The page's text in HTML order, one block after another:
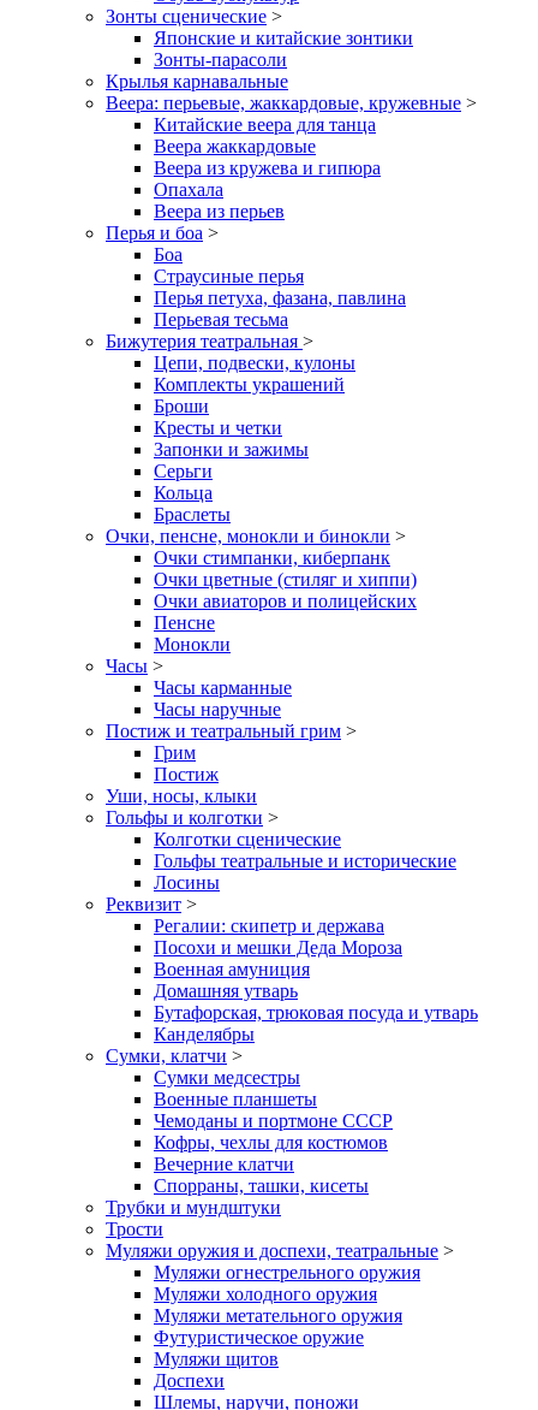
Зонты сценические >
Японские и китайские зонтики
Зонты-парасоли
Крылья карнавальные
Веера: перьевые, жаккардовые, кружевные >
Китайские веера для танца
Веера жаккардовые
Веера из кружева и гипюра
Опахала
Веера из перьев
Перья и боа >
Боа
Страусиные перья
Перья петуха, фазана, павлина
Перьевая тесьма
Бижутерия театральная >
Цепи, подвески, кулоны
Комплекты украшений
Броши
Кресты и четки
Запонки и зажимы
Серьги
Кольца
Браслеты
Очки, пенсне, монокли и бинокли >
Очки стимпанки, киберпанк
Очки цветные (стиляг и хиппи)
Очки авиаторов и полицейских
Пенсне
Монокли
Часы >
Часы карманные
Часы наручные
Постиж и театральный грим >
Грим
Постиж
Уши, носы, клыки
Гольфы и колготки >
Колготки сценические
Гольфы театральные и исторические
Лосины
Реквизит >
Регалии: скипетр и держава
Посохи и мешки Деда Мороза
Военная амуниция
Домашняя утварь
Бутафорская, трюковая посуда и утварь
Канделябры
Сумки, клатчи >
Сумки медсестры
Военные планшеты
Чемоданы и портмоне СССР
Кофры, чехлы для костюмов
Вечерние клатчи
Спорраны, ташки, кисеты
Трубки и мундштуки
Трости
Муляжи оружия и доспехи, театральные >
Муляжи огнестрельного оружия
Муляжи холодного оружия
Муляжи метательного оружия
Футуристическое оружие
Муляжи щитов
Доспехи
Шлемы, наручи, поножи